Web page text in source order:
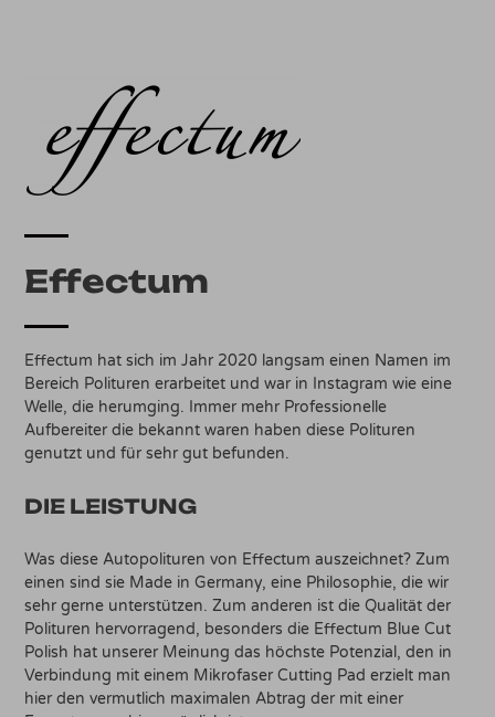
Effectum
Effectum hat sich im Jahr 2020 langsam einen Namen im
Bereich Polituren erarbeitet und war in Instagram wie eine
Welle, die herumging. Immer mehr Professionelle
Aufbereiter die bekannt waren haben diese Polituren
genutzt und für sehr gut befunden.
DIE LEISTUNG
Was diese Autopolituren von Effectum auszeichnet? Zum
einen sind sie Made in Germany, eine Philosophie, die wir
sehr gerne unterstützen. Zum anderen ist die Qualität der
Polituren hervorragend, besonders die Effectum Blue Cut
Polish hat unserer Meinung das höchste Potenzial, den in
Verbindung mit einem Mikrofaser Cutting Pad erzielt man
hier den vermutlich maximalen Abtrag der mit einer